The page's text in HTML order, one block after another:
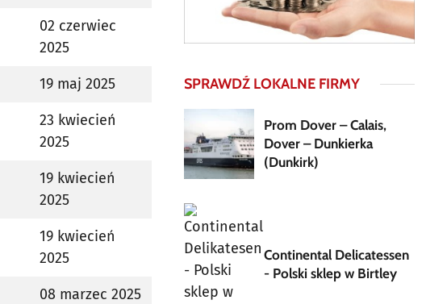
02 czerwiec
2025
19 maj 2025
23 kwiecień
2025
19 kwiecień
2025
19 kwiecień
2025
08 marzec 2025
SPRAWDŹ LOKALNE FIRMY
Prom Dover – Calais,
Dover – Dunkierka
(Dunkirk)
Continental Delicatessen
- Polski sklep w Birtley